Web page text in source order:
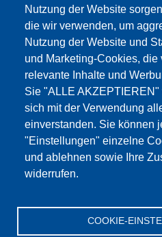
Nutzung der Website
die wir verwenden, um
Nutzung der Website und
und Marketing-Cookies,
relevante Inhalte und
Sie "ALLE
sich mit der Verwendung
einverstanden. Sie können
"Einstellungen" einzelne
und ablehnen sowie Ihre
widerrufen.
COOKIE-
Dieser Inhalt ist
Cookies nicht
NUR DIE GOOGLE
Alle Cookies